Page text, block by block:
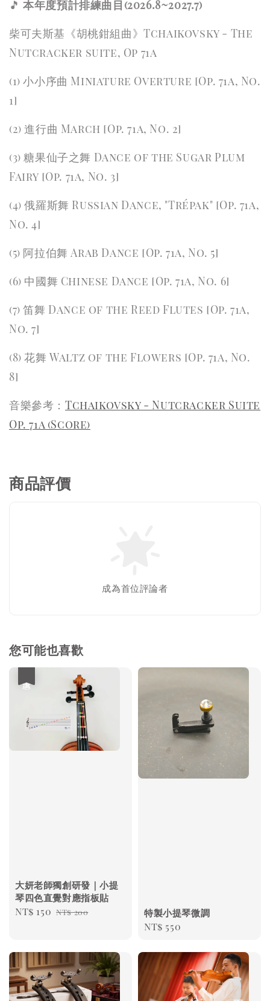
🎵本年度預計排練曲目(2026.8~2027.7)
柴可夫斯基《胡桃鉗組曲》Tchaikovsky - The
Nutcracker suite, Op 71a
(1) 小小序曲 Miniature Overture [Op. 71a, No.
1]
(2) 進行曲 March [Op. 71a, No. 2]
(3) 糖果仙子之舞 Dance of the Sugar Plum
Fairy [Op. 71a, No. 3]
(4) 俄羅斯舞 Russian Dance, "Trépak" [Op. 71a,
No. 4]
(5) 阿拉伯舞 Arab Dance [Op. 71a, No. 5]
(6) 中國舞 Chinese Dance [Op. 71a, No. 6]
(7) 笛舞 Dance of the Reed Flutes [Op. 71a,
No. 7]
(8) 花舞 Waltz of the Flowers [Op. 71a, No.
8]
音樂參考： Tchaikovsky - Nutcracker Suite
Op. 71a (Score)
商品評價
成為首位評論者
您可能也喜歡
大妍老師獨創研發｜小提
琴四色直覺對應指板貼
Sale
NT$ 150 Regular
NT$ 200 特製小提琴微調
Regular
NT$ 550